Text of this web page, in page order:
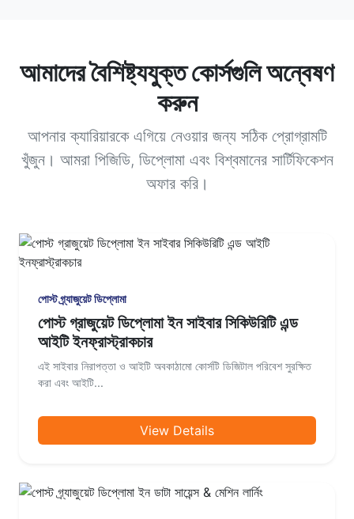
আমাদের বৈশিষ্ট্যযুক্ত কোর্সগুলি অন্বেষণ
করুন
আপনার ক্যারিয়ারকে এগিয়ে নেওয়ার জন্য সঠিক প্রোগ্রামটি
খুঁজুন। আমরা পিজিডি, ডিপ্লোমা এবং বিশ্বমানের সার্টিফিকেশন
অফার করি।
পোস্ট গ্র্যাজুয়েট ডিপ্লোমা
পোস্ট গ্রাজুয়েট ডিপ্লোমা ইন সাইবার সিকিউরিটি এন্ড
আইটি ইনফ্রাস্ট্রাকচার
এই সাইবার নিরাপত্তা ও আইটি অবকাঠামো কোর্সটি ডিজিটাল পরিবেশ সুরক্ষিত
করা এবং আইটি...
View Details